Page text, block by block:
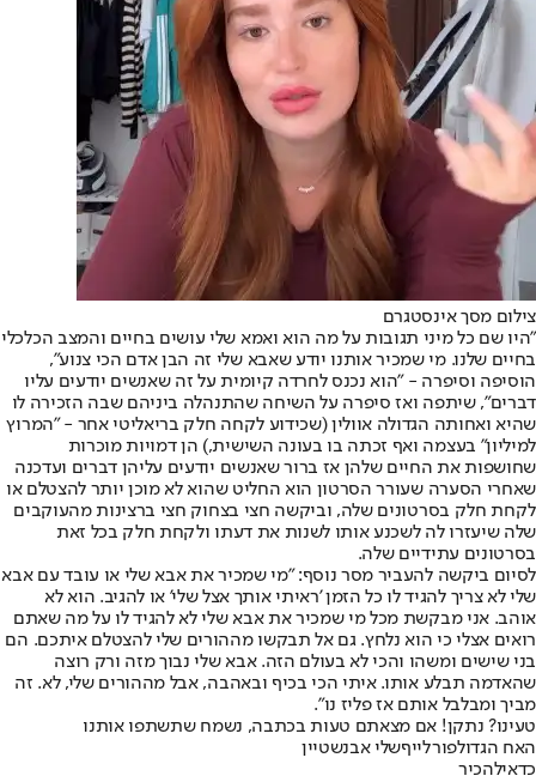
צילום מסך אינסטגרם
"היו שם כל מיני תגובות על מה הוא ואמא שלי עושים בחיים והמצב הכלכלי
בחיים שלנו. מי שמכיר אותנו יודע שאבא שלי זה הבן אדם הכי צנוע",
הוסיפה וסיפרה - "הוא נכנס לחרדה קיומית על זה שאנשים יודעים עליו
דברים", שיתפה ואז סיפרה על השיחה שהתנהלה ביניהם שבה הזכירה לו
שהיא ואחותה הגדולה אוולין (שכידוע לקחה חלק בריאליטי אחר - "המרוץ
למיליון" בעצמה ואף זכתה בו בעונה השישית,) הן דמויות מוכרות
שחושפות את החיים שלהן אז ברור שאנשים יודעים עליהן דברים ועדכנה
שאחרי הסערה שעורר הסרטון הוא החליט שהוא לא מוכן יותר להצטלם או
לקחת חלק בסרטונים שלה, וביקשה חצי בצחוק חצי ברצינות מהעוקבים
שלה שיעזרו לה לשכנע אותו לשנות את דעתו ולקחת חלק בכל זאת
בסרטונים עתידיים שלה.
לסיום ביקשה להעביר מסר נוסף: "מי שמכיר את אבא שלי או עובד עם אבא
שלי לא צריך להגיד לו כל הזמן 'ראיתי אותך אצל שלי' או להגיב. הוא לא
אוהב. אני מבקשת מכל מי שמכיר את אבא שלי לא להגיד לו על מה שאתם
רואים אצלי כי הוא נלחץ. גם אל תבקשו מההורים שלי להצטלם איתכם. הם
בני שישים ומשהו והכי לא בעולם הזה. אבא שלי נבוך מזה ורק רוצה
שהאדמה תבלע אותו. איתי הכי בכיף ובאהבה, אבל מההורים שלי, לא. זה
מביך ומבלבל אותם אז פליז נו".
טעינו? נתקן! אם מצאתם טעות בכתבה, נשמח שתשתפו אותנו
האח הגדולפורלייףשלי אבנשטיין
כדאילהכיר